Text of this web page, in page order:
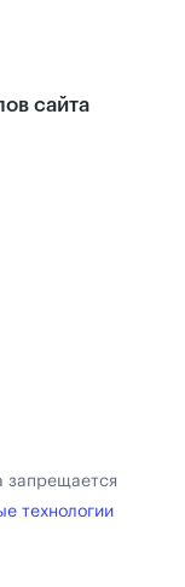
сайта
запрещается
технологии